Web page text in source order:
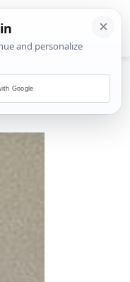
Google